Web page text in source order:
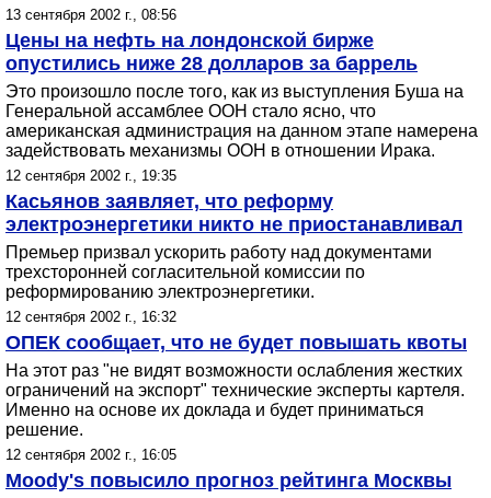
13 сентября 2002 г., 08:56
Цены на нефть на лондонской бирже
опустились ниже 28 долларов за баррель
Это произошло после того, как из выступления Буша на
Генеральной ассамблее ООН стало ясно, что
американская администрация на данном этапе намерена
задействовать механизмы ООН в отношении Ирака.
12 сентября 2002 г., 19:35
Касьянов заявляет, что реформу
электроэнергетики никто не приостанавливал
Премьер призвал ускорить работу над документами
трехсторонней согласительной комиссии по
реформированию электроэнергетики.
12 сентября 2002 г., 16:32
ОПЕК сообщает, что не будет повышать квоты
На этот раз "не видят возможности ослабления жестких
ограничений на экспорт" технические эксперты картеля.
Именно на основе их доклада и будет приниматься
решение.
12 сентября 2002 г., 16:05
Moody's повысило прогноз рейтинга Москвы